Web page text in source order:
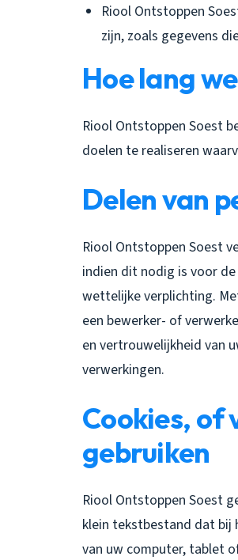
Riool Ontstoppen
zijn, zoals gegevens
Hoe lang
Riool Ontstoppen Soest
doelen te realiseren
Delen van
Riool Ontstoppen Soest
indien dit nodig is voor
wettelijke verplichting.
een bewerker- of
en vertrouwelijkheid van
verwerkingen.
Cookies, of
gebruiken
Riool Ontstoppen Soest
klein tekstbestand dat bij
van uw computer, tablet